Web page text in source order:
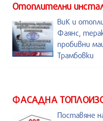
Отоплителни
ВиК и
Фаянс,
пробивни
Трамбовки
ФАСАДНА
Поставяне